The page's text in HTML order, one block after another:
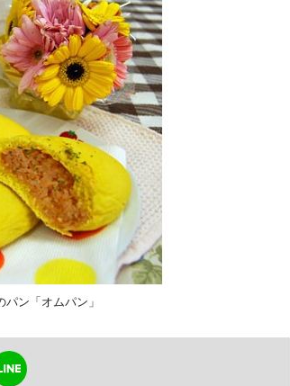
ン「オムパン」